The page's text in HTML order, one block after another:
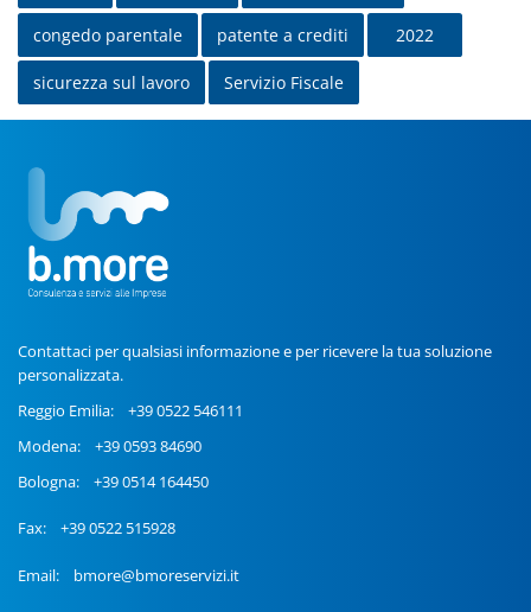
congedo parentale patente a crediti 2022
sicurezza sul lavoro Servizio Fiscale
Contattaci per qualsiasi informazione e per ricevere la tua soluzione
personalizzata.
Reggio Emilia: +39 0522 546111
Modena: +39 0593 84690
Bologna: +39 0514 164450
Fax: +39 0522 515928
Email: bmore@bmoreservizi.it